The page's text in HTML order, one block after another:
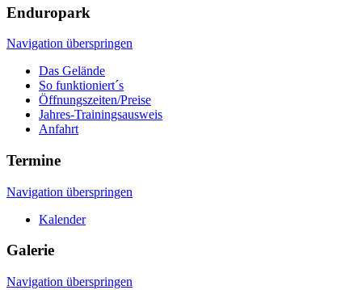
Enduropark
Navigation überspringen
Das Gelände
So funktioniert´s
Öffnungszeiten/Preise
Jahres-Trainingsausweis
Anfahrt
Termine
Navigation überspringen
Kalender
Galerie
Navigation überspringen